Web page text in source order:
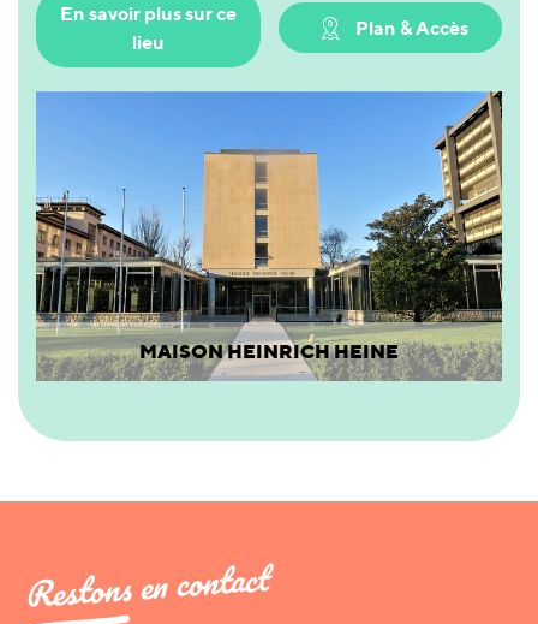
En savoir plus sur ce
lieu
Plan & Accès
MAISON HEINRICH HEINE
Restons en contact